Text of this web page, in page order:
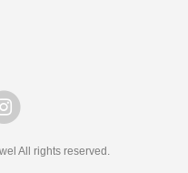
All rights reserved.